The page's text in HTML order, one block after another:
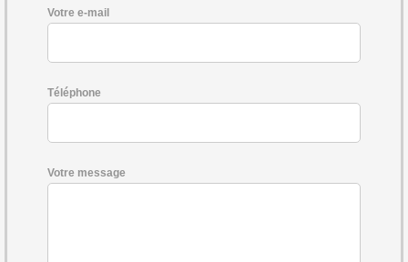
Votre e-mail
Téléphone
Votre message